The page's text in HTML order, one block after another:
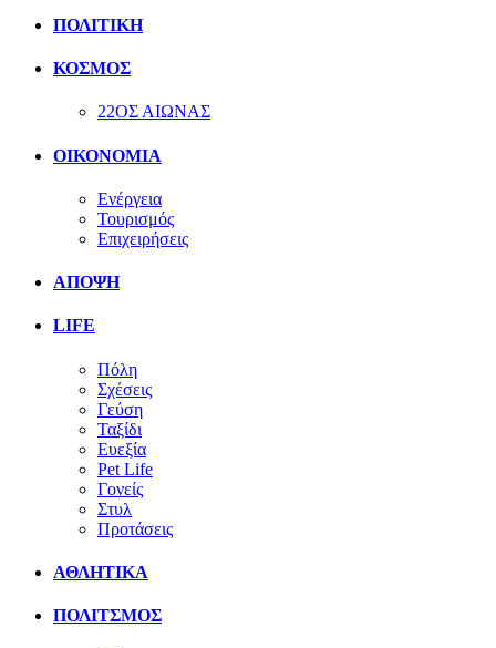
ΠΟΛΙΤΙΚΗ
ΚΟΣΜΟΣ
22ΟΣ ΑΙΩΝΑΣ
ΟΙΚΟΝΟΜΙΑ
Ενέργεια
Τουρισμός
Επιχειρήσεις
ΑΠΟΨΗ
LIFE
Πόλη
Σχέσεις
Γεύση
Ταξίδι
Ευεξία
Pet Life
Γονείς
Στυλ
Προτάσεις
ΑΘΛΗΤΙΚΑ
ΠΟΛΙΤΣΜΟΣ